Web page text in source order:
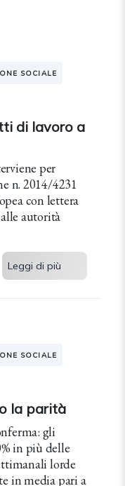
SOCIALE
di lavoro a
per
n. 2014/4231
con lettera
autorità
Leggi di più
SOCIALE
la parità
gli
in più delle
lorde
in media pari a